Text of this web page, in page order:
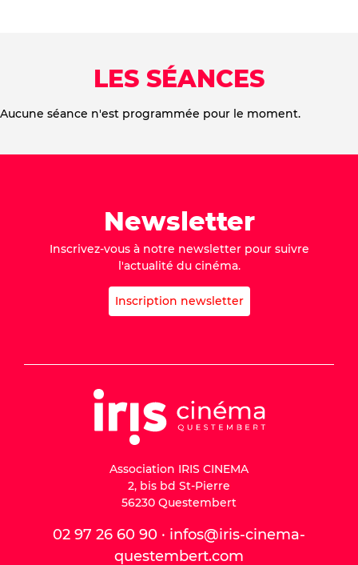
LES SÉANCES
Aucune séance n'est programmée pour le moment.
Newsletter
Inscrivez-vous à notre newsletter pour suivre
l'actualité du cinéma.
Inscription newsletter
Association IRIS CINEMA
2, bis bd St-Pierre
56230 Questembert
02 97 26 60 90 · infos@iris-cinema-
questembert.com